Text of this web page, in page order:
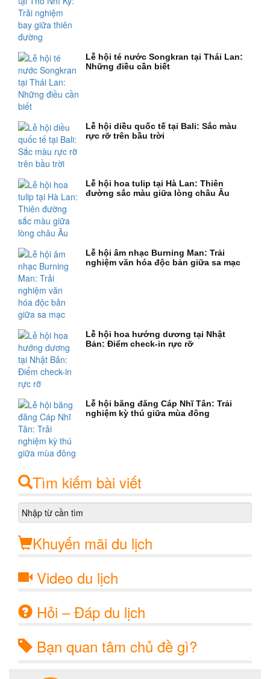
Lễ hội té nước Songkran tại Thái Lan:
Những điều cần biết
Lễ hội diều quốc tế tại Bali: Sắc màu
rực rỡ trên bầu trời
Lễ hội hoa tulip tại Hà Lan: Thiên
đường sắc màu giữa lòng châu Âu
Lễ hội âm nhạc Burning Man: Trải
nghiệm văn hóa độc bản giữa sa mạc
Lễ hội hoa hướng dương tại Nhật
Bản: Điểm check-in rực rỡ
Lễ hội băng đăng Cáp Nhĩ Tân: Trải
nghiệm kỳ thú giữa mùa đông
Tìm kiếm bài viết
Khuyến mãi du lịch
Video du lịch
Hỏi – Đáp du lịch
Bạn quan tâm chủ đề gì?